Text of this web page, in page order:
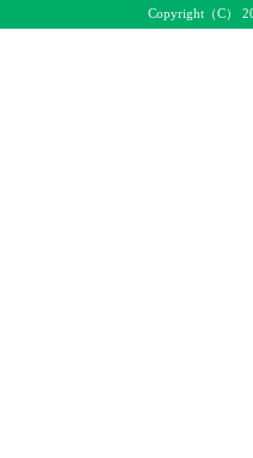
Copyright（C）